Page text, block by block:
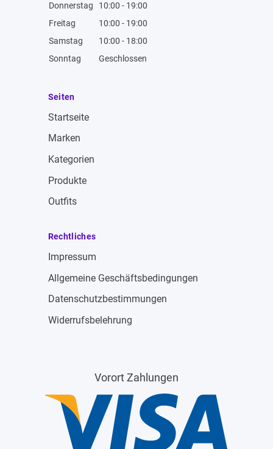
Donnerstag
10:00 - 19:00
Freitag
10:00 - 19:00
Samstag
10:00 - 18:00
Sonntag
Geschlossen
Seiten
Startseite
Marken
Kategorien
Produkte
Outfits
Rechtliches
Impressum
Allgemeine Geschäftsbedingungen
Datenschutzbestimmungen
Widerrufsbelehrung
Vorort Zahlungen